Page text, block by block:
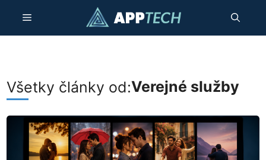
obsah
Menu
Všetky články od:Verejné služby